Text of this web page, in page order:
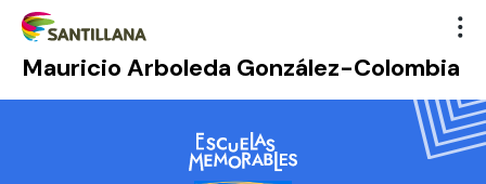
Mauricio Arboleda González-Colombia